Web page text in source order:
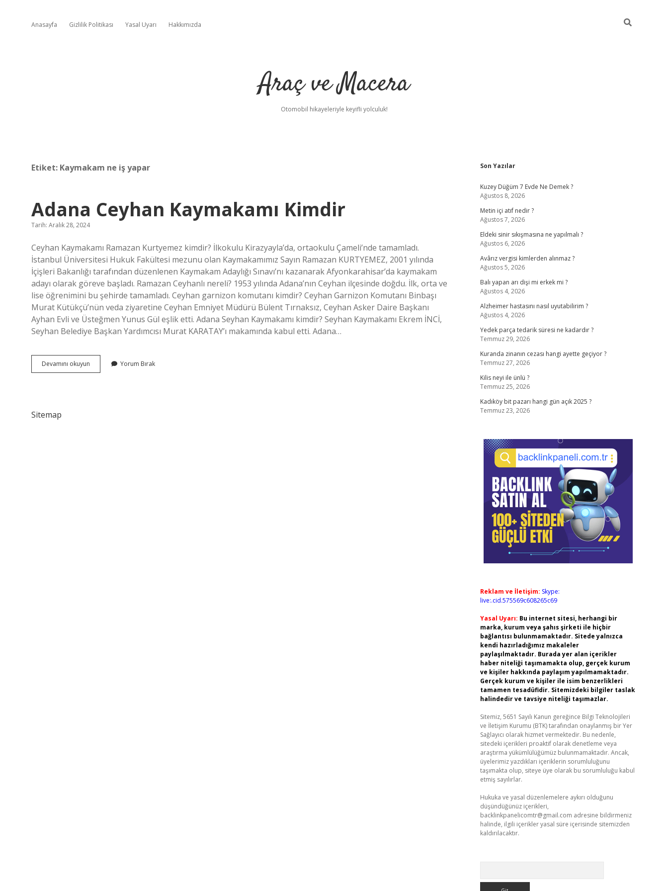
Anasayfa Gizlilik Politikası Yasal Uyarı Hakkımızda
Araç ve Macera
Otomobil hikayeleriyle keyifli yolculuk!
Etiket: Kaymakam ne iş yapar
Adana Ceyhan Kaymakamı Kimdir
Tarih: Aralık 28, 2024
Ceyhan Kaymakamı Ramazan Kurtyemez kimdir? İlkokulu Kirazyayla’da, ortaokulu Çameli’nde tamamladı.
İstanbul Üniversitesi Hukuk Fakültesi mezunu olan Kaymakamımız Sayın Ramazan KURTYEMEZ, 2001 yılında
İçişleri Bakanlığı tarafından düzenlenen Kaymakam Adaylığı Sınavı’nı kazanarak Afyonkarahisar’da kaymakam
adayı olarak göreve başladı. Ramazan Ceyhanlı nereli? 1953 yılında Adana’nın Ceyhan ilçesinde doğdu. İlk, orta ve
lise öğrenimini bu şehirde tamamladı. Ceyhan garnizon komutanı kimdir? Ceyhan Garnizon Komutanı Binbaşı
Murat Kütükçü’nün veda ziyaretine Ceyhan Emniyet Müdürü Bülent Tırnaksız, Ceyhan Asker Daire Başkanı
Ayhan Evli ve Üsteğmen Yunus Gül eşlik etti. Adana Seyhan Kaymakamı kimdir? Seyhan Kaymakamı Ekrem İNCİ,
Seyhan Belediye Başkan Yardımcısı Murat KARATAY’ı makamında kabul etti. Adana…
Devamını okuyun
Ceyhan
Yorum Bırak
Sitemap
Sidebar
Son Yazılar
Kuzey Düğüm 7 Evde Ne Demek ?
Ağustos 8, 2026
Metin içi atıf nedir ?
Ağustos 7, 2026
Eldeki sinir sıkışmasına ne yapılmalı ?
Ağustos 6, 2026
Avârız vergisi kimlerden alınmaz ?
Ağustos 5, 2026
Balı yapan arı dişi mi erkek mi ?
Ağustos 4, 2026
Alzheimer hastasını nasıl uyutabilirim ?
Ağustos 4, 2026
Yedek parça tedarik süresi ne kadardır ?
Temmuz 29, 2026
Kuranda zinanın cezası hangi ayette geçiyor ?
Temmuz 27, 2026
Kilis neyi ile ünlü ?
Temmuz 25, 2026
Kadıköy bit pazarı hangi gün açık 2025 ?
Temmuz 23, 2026
Reklam ve İletişim: Skype:
live:.cid.575569c608265c69
Yasal Uyarı: Bu internet sitesi, herhangi bir
marka, kurum veya şahıs şirketi ile hiçbir
bağlantısı bulunmamaktadır. Sitede yalnızca
kendi hazırladığımız makaleler
paylaşılmaktadır. Burada yer alan içerikler
haber niteliği taşımamakta olup, gerçek kurum
ve kişiler hakkında paylaşım yapılmamaktadır.
Gerçek kurum ve kişiler ile isim benzerlikleri
tamamen tesadüfidir. Sitemizdeki bilgiler taslak
halindedir ve tavsiye niteliği taşımazlar.
Sitemiz, 5651 Sayılı Kanun gereğince Bilgi Teknolojileri
ve İletişim Kurumu (BTK) tarafından onaylanmış bir Yer
Sağlayıcı olarak hizmet vermektedir. Bu nedenle,
sitedeki içerikleri proaktif olarak denetleme veya
araştırma yükümlülüğümüz bulunmamaktadır. Ancak,
üyelerimiz yazdıkları içeriklerin sorumluluğunu
taşımakta olup, siteye üye olarak bu sorumluluğu kabul
etmiş sayılırlar.
Hukuka ve yasal düzenlemelere aykırı olduğunu
düşündüğünüz içerikleri,
backlinkpanelicomtr@gmail.com adresine bildirmeniz
halinde, ilgili içerikler yasal süre içerisinde sitemizden
kaldırılacaktır.